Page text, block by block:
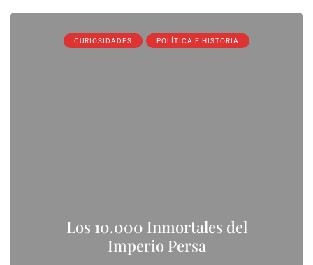
CURIOSIDADES POLÍTICA E HISTORIA
Los 10.000 Inmortales del
Imperio Persa